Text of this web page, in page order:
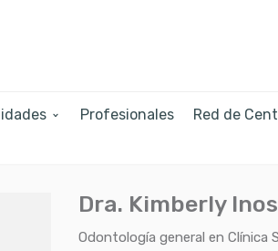
Profesionales Red de
Dra. Kimberly
Odontología general en Clínica